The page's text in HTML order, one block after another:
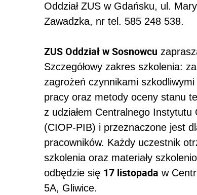
Oddział ZUS w Gdańsku, ul.
Zawadzka, nr tel. 585 248 538.
ZUS Oddział w Sosnowcu
Szczegółowy zakres szkolenia:
zagrożeń czynnikami
pracy oraz metody oceny stanu
z udziałem Centralnego
(CIOP-PIB) i przeznaczone jest
pracowników. Każdy uczestnik
szkolenia oraz materiały
odbędzie się 17 listopada w
5A, Gliwice.